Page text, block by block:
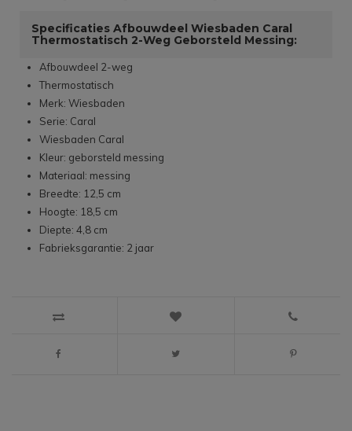
Specificaties Afbouwdeel Wiesbaden Caral
Thermostatisch 2-Weg Geborsteld Messing:
Afbouwdeel 2-weg
Thermostatisch
Merk: Wiesbaden
Serie: Caral
Wiesbaden Caral
Kleur: geborsteld messing
Materiaal: messing
Breedte: 12,5 cm
Hoogte: 18,5 cm
Diepte: 4,8 cm
Fabrieksgarantie: 2 jaar